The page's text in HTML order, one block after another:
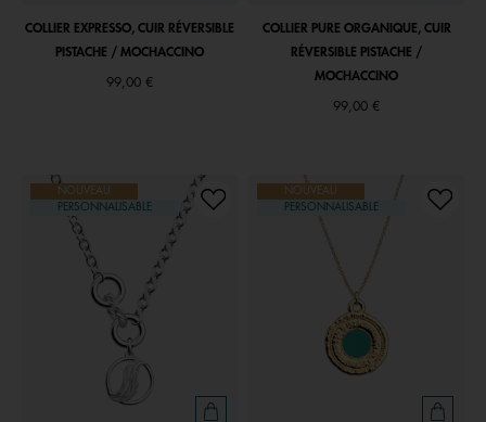
COLLIER EXPRESSO, CUIR RÉVERSIBLE
PISTACHE / MOCHACCINO
99,00 €
COLLIER PURE ORGANIQUE, CUIR
RÉVERSIBLE PISTACHE /
MOCHACCINO
99,00 €
NOUVEAU
PERSONNALISABLE
NOUVEAU
PERSONNALISABLE